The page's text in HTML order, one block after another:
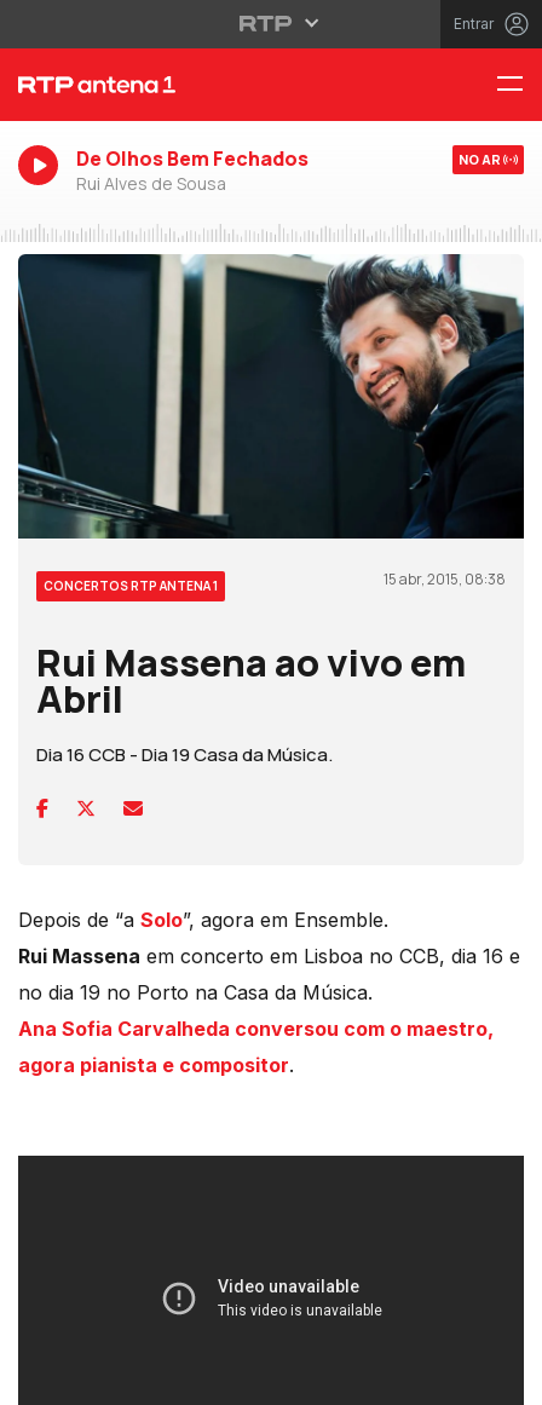
Entrar
De Olhos Bem Fechados
Rui Alves de Sousa
NO AR
CONCERTOS RTP ANTENA 1 15 abr, 2015, 08:38
Rui Massena ao vivo em
Abril
Dia 16 CCB - Dia 19 Casa da Música.
Depois de “a Solo”, agora em Ensemble.
Rui Massena em concerto em Lisboa no CCB, dia 16 e
no dia 19 no Porto na Casa da Música.
Ana Sofia Carvalheda conversou com o maestro,
agora pianista e compositor.